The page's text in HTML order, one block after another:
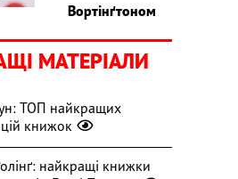
Вортінґтоном
МАТЕРІАЛИ
ТОП найкращих
книжок
найкращі книжки